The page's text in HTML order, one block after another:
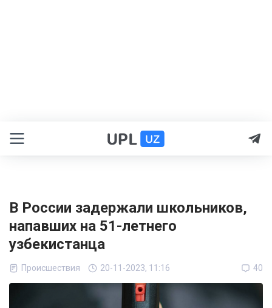
В России задержали школьников,
напавших на 51-летнего
узбекистанца
Происшествия 20-11-2023, 11:16 40